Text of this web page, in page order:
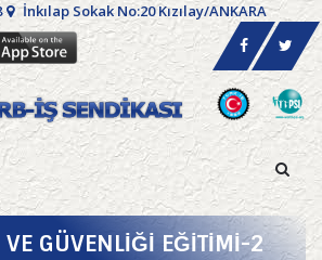
İnkılap Sokak No:20 Kızılay/ANKARA
GÜVENLİĞİ EĞİTİMİ-2